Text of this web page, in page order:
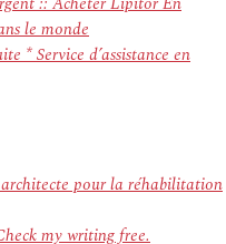
le monde
* Service d’assistance en
pour la réhabilitation
my writing free.